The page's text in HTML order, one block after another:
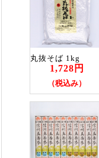
丸抜そば 1kg
1,728円
（税込み）